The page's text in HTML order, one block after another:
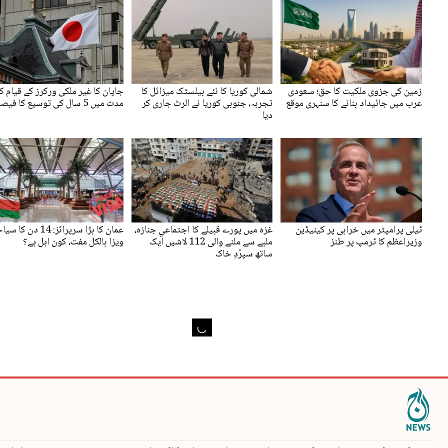
زمین کی جزوی ملکیت کا حق؛ سعودی
عرب میں جائیداد بنانے کا سنہری موقع
شمالی کوریا کا نئے بیلسٹک میزائل کا
تجربہ، جنوبی کوریا نے الرٹ جاری کر
دیا
جاپان کا غیر ملکی ورکرز کے قیام
مدت میں 5 سال کی توسیع کا فیصلہ
ٹیلی پرامپٹر میں خرابی پر کینیڈین
وزیراعظم کا ٹرمپ پر طنز
غزہ میں پورے قبیلے کا اجتماعي جنازہ،
ملبے سے ملنے والی 112 لاشیں ایک
ساتھ سپرُدِ خاک
عمان کا بڑا سرپرائز: 14
ویزا بالکل مفت، کون اہل ہے؟